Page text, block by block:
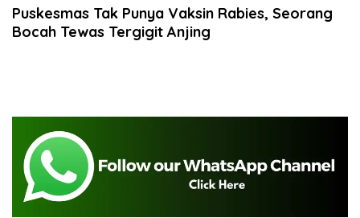
Puskesmas Tak Punya Vaksin Rabies, Seorang
Bocah Tewas Tergigit Anjing